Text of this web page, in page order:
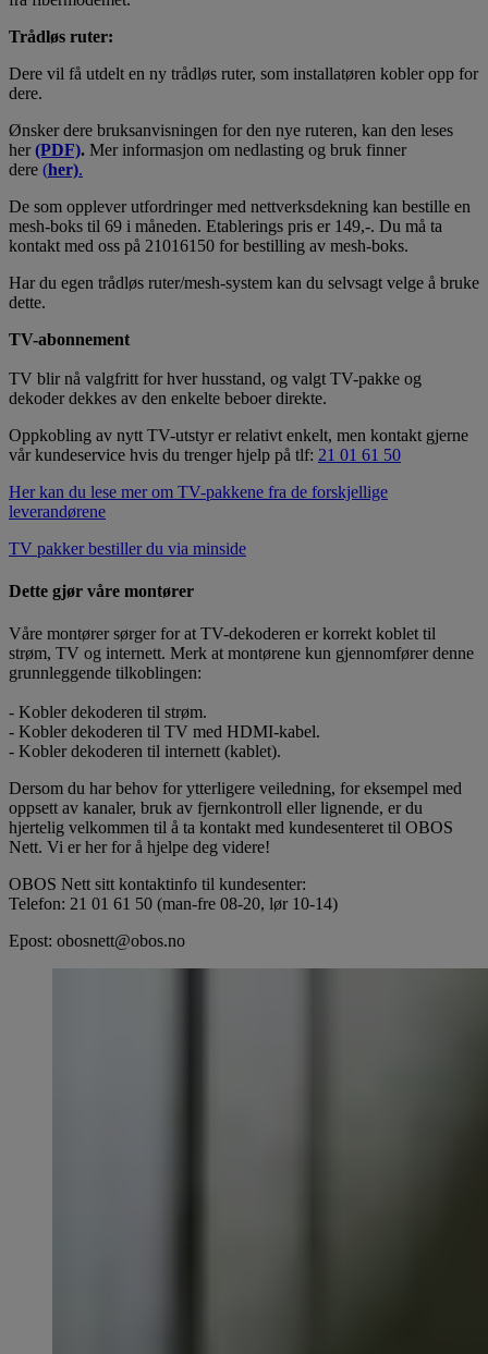
Trådløs ruter:
Dere vil få utdelt en ny trådløs ruter, som installatøren kobler opp for
dere.
Ønsker dere bruksanvisningen for den nye ruteren, kan den leses
her(PDF). Mer informasjon om nedlasting og bruk finner
dere (her).
De som opplever utfordringer med nettverksdekning kan bestille en
mesh-boks til 69 i måneden. Etablerings pris er 149,-. Du må ta
kontakt med oss på 21016150 for bestilling av mesh-boks.
Har du egen trådløs ruter/mesh-system kan du selvsagt velge å bruke
dette.
TV-abonnement
TV blir nå valgfritt for hver husstand, og valgt TV-pakke og
dekoder dekkes av den enkelte beboer direkte.
Oppkobling av nytt TV-utstyr er relativt enkelt, men kontakt gjerne
vår kundeservice hvis du trenger hjelp på tlf: 21 01 61 50
Her kan du lese mer om TV-pakkene fra de forskjellige
leverandørene
TV pakker bestiller du via minside
Dette gjør våre montører
Våre montører sørger for at TV-dekoderen er korrekt koblet til
strøm, TV og internett. Merk at montørene kun gjennomfører denne
grunnleggende tilkoblingen:
- Kobler dekoderen til strøm.
- Kobler dekoderen til TV med HDMI-kabel.
- Kobler dekoderen til internett (kablet).
Dersom du har behov for ytterligere veiledning, for eksempel med
oppsett av kanaler, bruk av fjernkontroll eller lignende, er du
hjertelig velkommen til å ta kontakt med kundesenteret til OBOS
Nett. Vi er her for å hjelpe deg videre!
OBOS Nett sitt kontaktinfo til kundesenter:
Telefon: 21 01 61 50 (man-fre 08-20, lør 10-14)
Epost: obosnett@obos.no